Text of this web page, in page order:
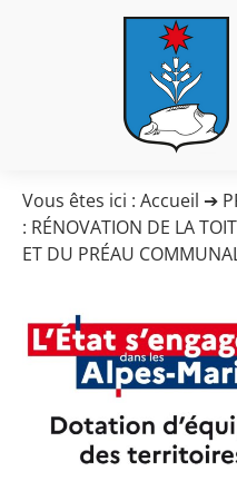
Vous êtes ici : Accueil ➔
: RÉNOVATION DE LA
ET DU PRÉAU